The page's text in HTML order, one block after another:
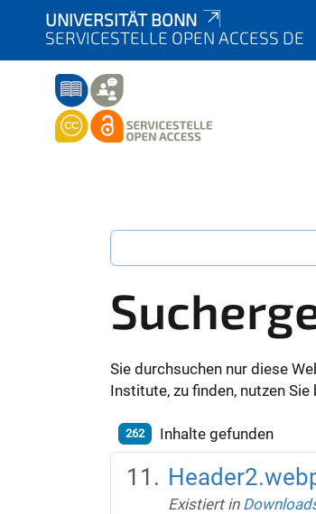
UNIVERSITÄT BONN
SERVICESTELLE OPEN ACCESS DE
Sie durchsuchen nur diese
Institute, zu finden, nutzen
262 Inhalte gefunden
Existiert in